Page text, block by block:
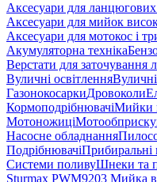
Аксесуари для
Аксесуари для мийок
Аксесуари для мотокос і
Акумуляторна техніка
Верстати для заточування
Вуличні освітлення
ГазонокосаркиДровоколи
КормоподрібнювачіМийки
Мотоножиці
Насосне обладнання
Подрібнювачі
Системи поливуШнеки та
Sturmax PWM9203 Мийка